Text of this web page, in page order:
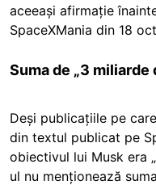
aceeași afirmație
SpaceXMania din 18
Suma de „3 miliarde
Deși publicațiile pe
din textul publicat pe
obiectivul lui Musk era
ul nu menționează